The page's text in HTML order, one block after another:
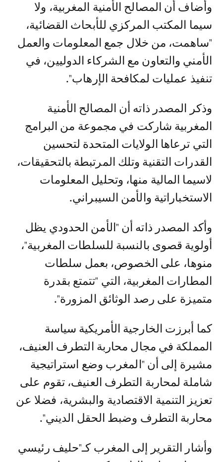
وأضاف أن المصالح الأمنية المغربية، ولا
سيما المكتب المركزي للأبحاث القضائية،
"ساهمت، من خلال جمع المعلومات والعمل
الأمني والتعاون مع الشركاء الدوليين، في
تنفيذ عمليات لمكافحة الإرهاب".
وذكر المصدر ذاته أن المصالح الأمنية
المغربية شاركت في مجموعة من البرامج
التي ترعاها الولايات المتحدة لتحسين
القدرات التقنية وتلك المرتبطة بالتحقيقات،
لاسيما المالية منها، وتحليل المعلومات
الاستخباراتية والأمن السيبراني.
وأكد المصدر ذاته أن "الأمن الحدودي يظل
أولوية قصوى بالنسبة للسلطات المغربية"،
منوها، على الخصوص، بعمل سلطات
المطارات المغربية، التي "تتمتع بقدرة
متميزة على رصد الوثائق المزورة".
كما أبرزت الخارجية الأمريكية سياسة
المملكة في مجال محاربة التطرف العنيف،
مشيرة إلى أن "المغرب وضع استراتيجية
شاملة لمحاربة التطرف العنيف، تقوم على
تعزيز التنمية الاقتصادية والبشرية، فضلا عن
محاربة التطرف وضبط الحقل الديني".
وأشار التقرير إلى المغرب كـ"حليف رئيسي